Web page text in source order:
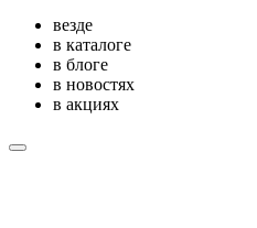
везде
в каталоге
в блоге
в новостях
в акциях